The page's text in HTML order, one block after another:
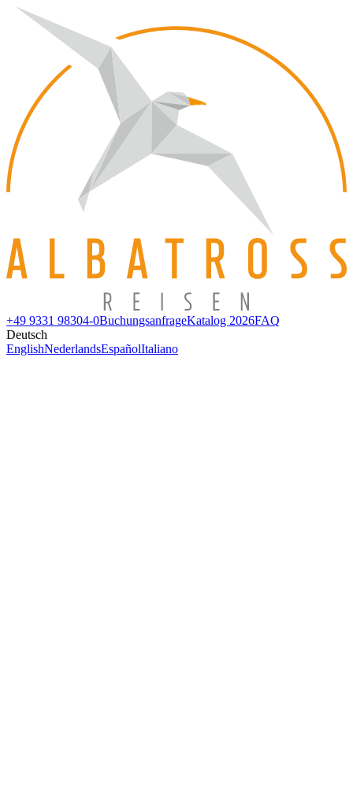
+49 9331 98304-0BuchungsanfrageKatalog 2026FAQ
Deutsch
EnglishNederlandsEspañolItaliano